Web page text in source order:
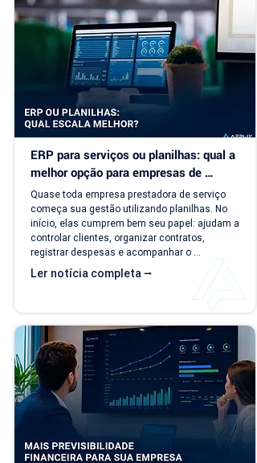
ERP para serviços ou planilhas: qual a
melhor opção para empresas de
serviço?
Ler notícia completa ⭢
Quase toda empresa prestadora de serviço
começa sua gestão utilizando planilhas. No
início, elas cumprem bem seu papel: ajudam a
controlar clientes, organizar contratos,
registrar despesas e acompanhar o
faturamento. O problema é que a empresa
evolui, mas o modelo de gestão muitas vezes
continua o mesmo. Com o aumento da
cobranças recorrentes e processos
financeiros mais complexos, aquilo que antes
era simples passa a consumir tempo, gerar
retrabalho e...